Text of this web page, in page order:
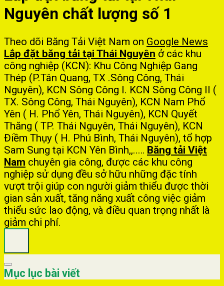
Nguyên chất lượng số 1
Theo dõi Băng Tải Việt Nam on Google News
Lắp đặt băng tải tại Thái Nguyên ở các khu
công nghiệp (KCN): Khu Công Nghiệp Gang
Thép (P.Tân Quang, TX .Sông Công, Thái
Nguyên), KCN Sông Công I. KCN Sông Công II (
TX. Sông Công, Thái Nguyên), KCN Nam Phổ
Yên ( H. Phổ Yên, Thái Nguyên), KCN Quyết
Thăng ( TP. Thái Nguyên, Thái Nguyên), KCN
Điềm Thụy ( H. Phú Bình, Thái Nguyên), tổ hợp
Sam Sung tại KCN Yên Bình,,..… Băng tải Việt
Nam chuyên gia công, được các khu công
nghiệp sử dụng đều sở hữu những đặc tính
vượt trội giúp con người giảm thiểu được thời
gian sản xuất, tăng năng xuất công việc giảm
thiểu sức lao động, và điều quan trọng nhất là
giảm chi phí.
Mục lục bài viết